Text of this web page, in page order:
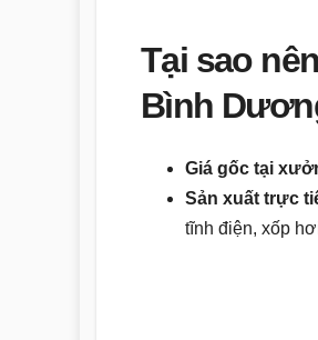
Tại sao
Bình
Giá gốc tại
Sản xuất trực
tĩnh điện, xốp